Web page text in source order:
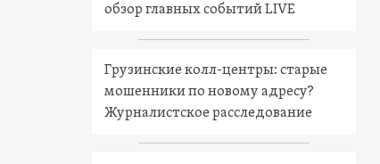
обзор главных событий LIVE
Грузинские колл-центры: старые
мошенники по новому адресу?
Журналистское расследование